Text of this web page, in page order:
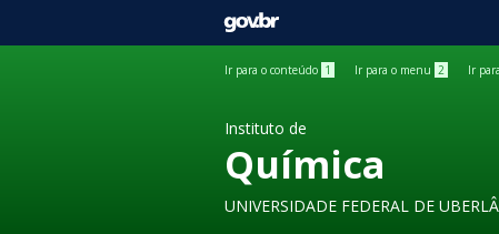
GOVBR
Ir para o conteúdo 1 Ir para o menu 2 Ir
Instituto de
Química
UNIVERSIDADE FEDERAL DE